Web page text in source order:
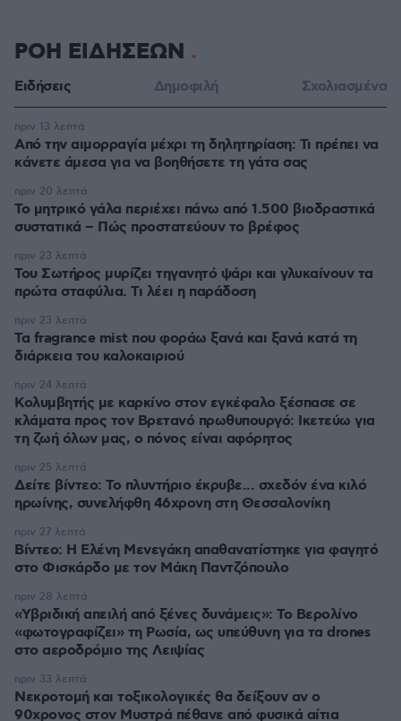
ΡΟΗ ΕΙΔΗΣΕΩΝ
Ειδήσεις Δημοφιλή Σχολιασμένα
Από την αιμορραγία μέχρι τη δηλητηρίαση: Τι πρέπει να
κάνετε άμεσα για να βοηθήσετε τη γάτα σας
πριν 13 λεπτά
Το μητρικό γάλα περιέχει πάνω από 1.500 βιοδραστικά
συστατικά – Πώς προστατεύουν το βρέφος
πριν 20 λεπτά
Του Σωτήρος μυρίζει τηγανητό ψάρι και γλυκαίνουν τα
πρώτα σταφύλια. Τι λέει η παράδοση
πριν 23 λεπτά
Τα fragrance mist που φοράω ξανά και ξανά κατά τη
διάρκεια του καλοκαιριού
πριν 23 λεπτά
Κολυμβητής με καρκίνο στον εγκέφαλο ξέσπασε σε
κλάματα προς τον Βρετανό πρωθυπουργό: Ικετεύω για
τη ζωή όλων μας, ο πόνος είναι αφόρητος
πριν 24 λεπτά
Δείτε βίντεο: Το πλυντήριο έκρυβε... σχεδόν ένα κιλό
ηρωίνης, συνελήφθη 46χρονη στη Θεσσαλονίκη
πριν 25 λεπτά
Βίντεο: Η Ελένη Μενεγάκη απαθανατίστηκε για φαγητό
στο Φισκάρδο με τον Μάκη Παντζόπουλο
πριν 27 λεπτά
«Υβριδική απειλή από ξένες δυνάμεις»: Το Βερολίνο
«φωτογραφίζει» τη Ρωσία, ως υπεύθυνη για τα drones
στο αεροδρόμιο της Λειψίας
πριν 28 λεπτά
Νεκροτομή και τοξικολογικές θα δείξουν αν ο
90χρονος στον Μυστρά πέθανε από φυσικά αίτια
πριν 33 λεπτά